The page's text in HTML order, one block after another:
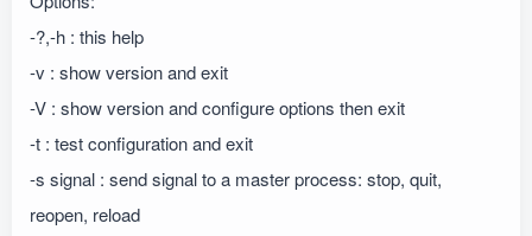
-?,-h : this help
-v : show version and exit
-V : show version and configure options then exit
-t : test configuration and exit
-s signal : send signal to a master process: stop, quit,
reopen, reload